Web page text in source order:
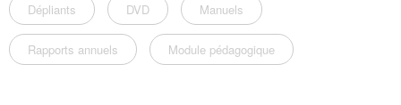
Dépliants DVD Manuels
Rapports annuels Module pédagogique